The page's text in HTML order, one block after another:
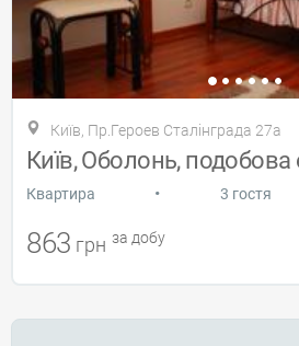
Київ, Пр.Героев Сталінграда 27а
Київ, Оболонь, подобова
Квартира • 3 гостя
863 грн за добу